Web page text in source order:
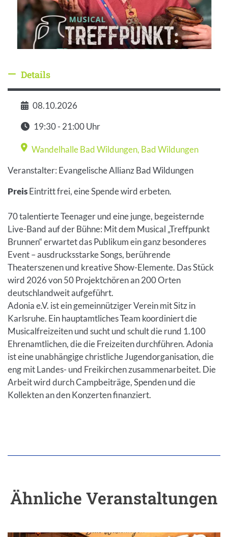
Details ausblenden
Details
Datum
08.10.2026
Zeit
19:30 - 21:00 Uhr
Veranstaltungsort
Wandelhalle Bad Wildungen, Bad Wildungen
Veranstalter: Evangelische Allianz Bad Wildungen
PreisEintritt frei, eine Spende wird erbeten.
70 talentierte Teenager und eine junge, begeisternde
Live-Band auf der Bühne: Mit dem Musical „Treffpunkt
Brunnen“ erwartet das Publikum ein ganz besonderes
Event – ausdrucksstarke Songs, berührende
Theaterszenen und kreative Show-Elemente. Das Stück
wird 2026 von 50 Projektchören an 200 Orten
deutschlandweit aufgeführt.
Adonia e.V. ist ein gemeinnütziger Verein mit Sitz in
Karlsruhe. Ein hauptamtliches Team koordiniert die
Musicalfreizeiten und sucht und schult die rund 1.100
Ehrenamtlichen, die die Freizeiten durchführen. Adonia
ist eine unabhängige christliche Jugendorganisation, die
eng mit Landes- und Freikirchen zusammenarbeitet. Die
Arbeit wird durch Campbeiträge, Spenden und die
Kollekten an den Konzerten finanziert.
Ähnliche Veranstaltungen